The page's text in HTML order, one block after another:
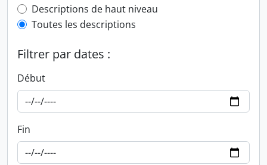
Top-level description filter
Descriptions de haut niveau
Toutes les descriptions
Filtrer par dates :
Début
Fin